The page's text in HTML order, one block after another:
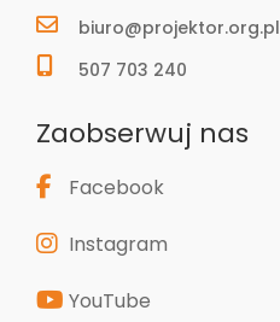
biuro@projektor.org.pl
507 703 240
Zaobserwuj nas
Facebook
Instagram
YouTube